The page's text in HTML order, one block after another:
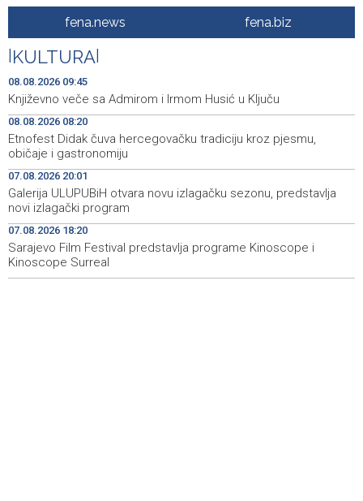
Američki sud blokirao Trumpov plan izgradnje plesne
dvorane u Bijeloj kući
08:39
Danas sunčano, tokom dana umjeren porast noblake,
praćen pljuskovima i grmljavinom
08:34
Duge kolone vozila na graničnim prelazim na izlazu iz
BiH
08:29
Deset zeničkih rudara četvrtu noć ostali u jami
Raspotočje
08:25
Podrška najmlađima: U Mostaru podijeljeno 50 ruksaka
sa školskim priborom
08:25 Najave događaja za 8. 8. 2026. godine (subota)
fena.news fena.biz
KULTURA
08.08.2026 09:45
Književno veče sa Admirom i Irmom Husić u Ključu
08.08.2026 08:20
Etnofest Didak čuva hercegovačku tradiciju kroz pjesmu,
običaje i gastronomiju
07.08.2026 20:01
Galerija ULUPUBiH otvara novu izlagačku sezonu, predstavlja
novi izlagački program
07.08.2026 18:20
Sarajevo Film Festival predstavlja programe Kinoscope i
Kinoscope Surreal